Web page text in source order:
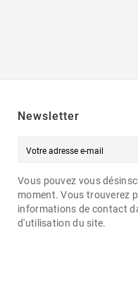
Newsletter
Vous pouvez vous
moment. Vous trouverez
informations de contact
d'utilisation du site.